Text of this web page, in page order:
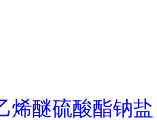
烯醚硫酸酯钠盐